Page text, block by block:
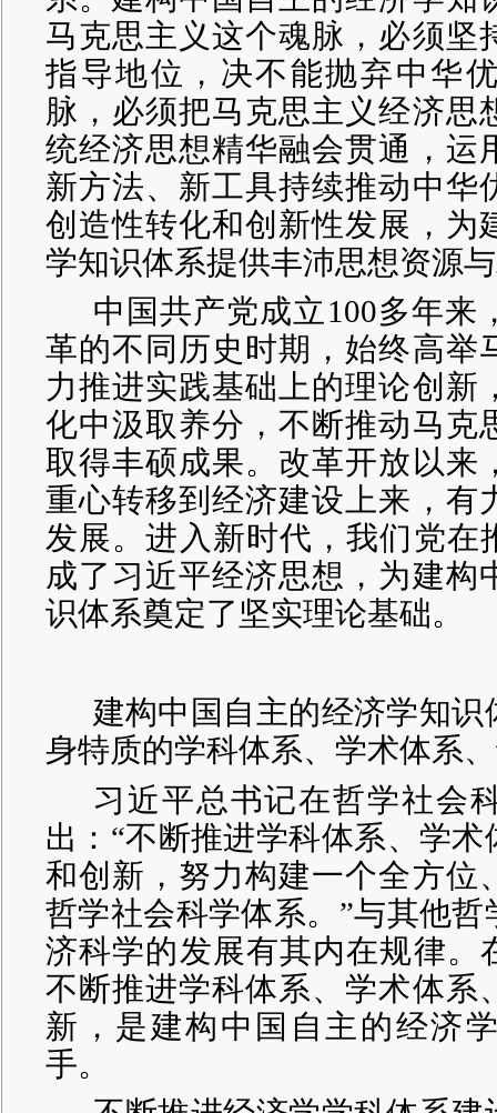
马克思主义这个魂脉，必须坚
指导地位，决不能抛弃中华
脉，必须把马克思主义经济思
统经济思想精华融会贯通，运
新方法、新工具持续推动中华
创造性转化和创新性发展，为
学知识体系提供丰沛思想资源
中国共产党成立100多年来
革的不同历史时期，始终高举
力推进实践基础上的理论创新
化中汲取养分，不断推动马克
取得丰硕成果。改革开放以来
重心转移到经济建设上来，有
发展。进入新时代，我们党在
成了习近平经济思想，为建构
识体系奠定了坚实理论基础。
建构中国自主的经济学知
身特质的学科体系、学术体系
习近平总书记在哲学社会
出：“不断推进学科体系、学
和创新，努力构建一个全方位
哲学社会科学体系。”与其他
济科学的发展有其内在规律。
不断推进学科体系、学术体系
新，是建构中国自主的经济
手。